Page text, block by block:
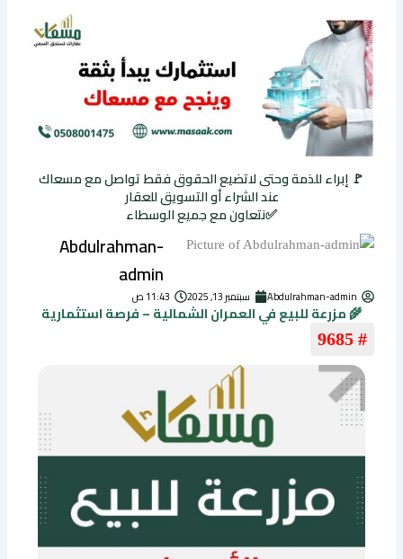
🚩 إبراء للذمة وحتى لاتضيع الحقوق فقط تواصل مع مسعاك
عند الشراء أو التسويق للعقار
✅نتعاون مع جميع الوسطاء
Abdulrahman-
admin
Abdulrahman-admin سبتمبر 13, 2025 11:43 ص
🌾 مزرعة للبيع في العمران الشمالية – فرصة استثمارية
# 9685